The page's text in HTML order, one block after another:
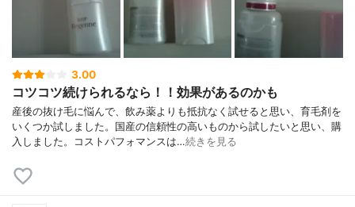
3.00
コツコツ続けられるなら！！効果があるのかも
産後の抜け毛に悩んで、飲み薬よりも抵抗なく試せると思い、育毛剤を
いくつか試しました。国産の信頼性の高いものから試したいと思い、購
入しました。コストパフォマンスは…続きを見る